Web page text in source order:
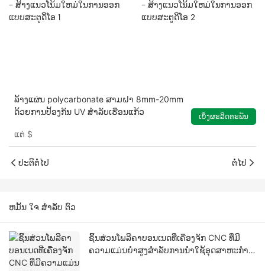
ລ້າງແຜ່ນ polycarbonate ສາມຝາ 8mm-20mm
ດ້ວຍການປ້ອງກັນ UV ສໍາລັບເຮືອນແກ້ວ
ແຕ່ $
ເບິ່ງຜະລິດຕະພັນ
ປະຕິຕໍ່ໄປ ຕໍ່ໄປ
ຫມັ້ນ ໃຈ ສໍາລັບ ຕົວ
ຊິ້ນສ່ວນໂພລີຄາບອນເນດທີ່ເຄື່ອງຈັກ CNC ທີ່ມີ
ຄວາມແມ່ນຍໍາສູງສໍາລັບການນໍາໃຊ້ອຸດສາຫະກໍາທີ່